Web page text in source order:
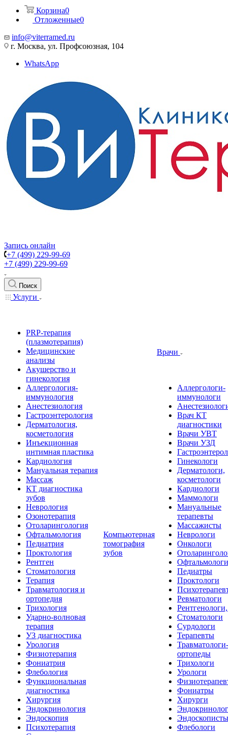
Корзина0
Отложенные0
info@viterramed.ru
г. Москва, ул. Профсоюзная, 104
WhatsApp
Запись онлайн
+7 (499) 229-99-69
+7 (499) 229-99-69
Поиск
Услуги
PRP-терапия
(плазмотерапия)
Медицинские
анализы
Акушерство и
гинекология
Аллергология-
иммунология
Анестезиология
Гастроэнтерология
Дерматология,
косметология
Инъекционная
интимная пластика
Кардиология
Мануальная терапия
Массаж
КТ диагностика
зубов
Неврология
Озонотерапия
Отоларингология
Офтальмология
Педиатрия
Проктология
Рентген
Стоматология
Терапия
Травматология и
ортопедия
Трихология
Ударно-волновая
терапия
УЗ диагностика
Урология
Физиотерапия
Фониатрия
Флебология
Функциональная
диагностика
Хирургия
Эндокринология
Эндоскопия
Психотерапия
Компьютерная
томография
зубов
Врачи
Аллергологи-
иммунологи
Врач КТ
диагностики
Врачи УВТ
Врачи УЗД
Гинекологи
Дерматологи,
косметологи
Кардиологи
Маммологи
Мануальные
терапевты
Массажисты
Неврологи
Онкологи
Офтальмологи
Педиатры
Проктологи
Ревматологи
Стоматологи
Сурдологи
Терапевты
Травматологи-
ортопеды
Трихологи
Урологи
Фониатры
Хирурги
Эндоскописты
Флебологи